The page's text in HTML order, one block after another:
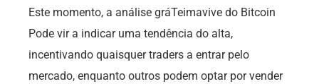
Este momento, a análise gráTeimavive do Bitcoin
Pode vir a indicar uma tendência do alta,
incentivando quaisquer traders a entrar pelo
mercado, enquanto outros podem optar por vender